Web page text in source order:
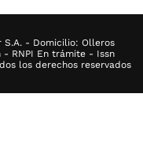
- Domicilio: Olleros
- RNPI En trámite - Issn
los derechos reservados